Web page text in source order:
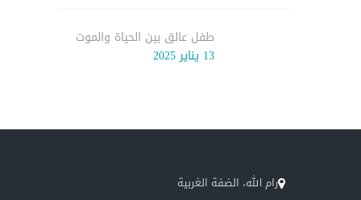
طفل عالق بين الحياة والموت
13 يناير 2025
رام الله، الضفة الغربية